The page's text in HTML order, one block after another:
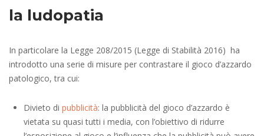
la ludopatia
In particolare la Legge 208/2015 (Legge di Stabilità 2016) ha
introdotto una serie di misure per contrastare il gioco d’azzardo
patologico, tra cui:
Divieto di pubblicità: la pubblicità del gioco d’azzardo è
vietata su quasi tutti i media, con l’obiettivo di ridurre